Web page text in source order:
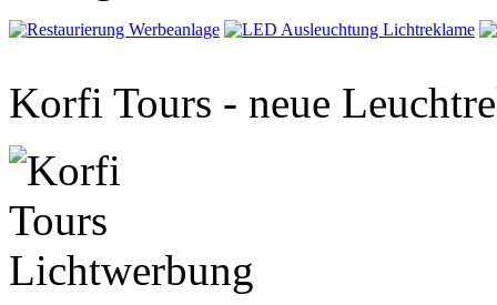
Korfi Tours - neue